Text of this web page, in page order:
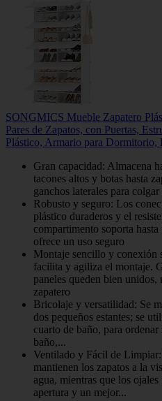
SONGMICS Mueble Zapatero
Pares de Zapatos, con Puertas,
Plástico, Armario para
Gran capacidad: Almacena
tacones altos y botas hasta
ganchos laterales para
Robusto y seguro: Los
plástico duraderos y el
compartimento soporta
ofrece un uso seguro
Montaje sencillo y conexión
facilita y agiliza el montaje.
paneles queden bien
zapatero
Bricolaje y versatilidad: Se
dos pequeños estantes; se
cuarto de baño, para
baño,...
Ventilado y Fácil de Limpiar:
mantienen los zapatos a la
agua, mientras que los
apertura y un mejor...